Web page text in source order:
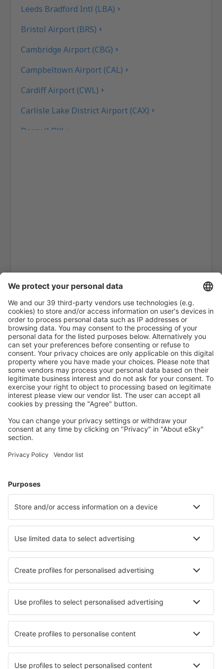
Leeds Bradford Intl (LBA)
Bristol Airport (BRS)
Cambridge Airport (CBG)
Campbeltown Airport (CAL)
Cardiff Airport (CWL)
Carlisle Lake District Airport (CAX)
Derry (LDY)
Londra
Belfast
Glasgow
Gloucestershire Airport (GLO)
Guernsey Airport (GCI)
Londra
Humberside Airport (HUY)
Inverness Airport (INV)
Islay Glenegedale (ILY)
Isle Of Colonsay (CSA)
Oxford Kidlington (OXF)
Kirkwall Airport (KOI)
Lands End Airport (LEQ)
Londra
Londra
Londra
Manchester Airport (MAN)
Newcastle Intl Airport (NCL)